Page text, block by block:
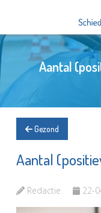
Aantal
Gezond
Aantal
Redactie 22-